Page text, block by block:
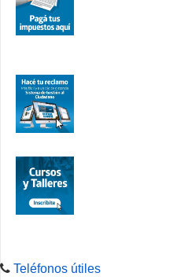
Teléfonos útiles